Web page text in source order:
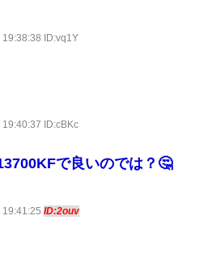
19:38:38 ID:vq1Y
ID:cBKc
で良いのでは？🤔
19:41:25 ID:2ouv